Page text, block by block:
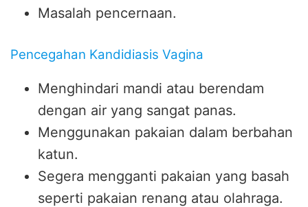
Masalah pencernaan.
Pencegahan Kandidiasis Vagina
Menghindari mandi atau berendam
dengan air yang sangat panas.
Menggunakan pakaian dalam berbahan
katun.
Segera mengganti pakaian yang basah
seperti pakaian renang atau olahraga.